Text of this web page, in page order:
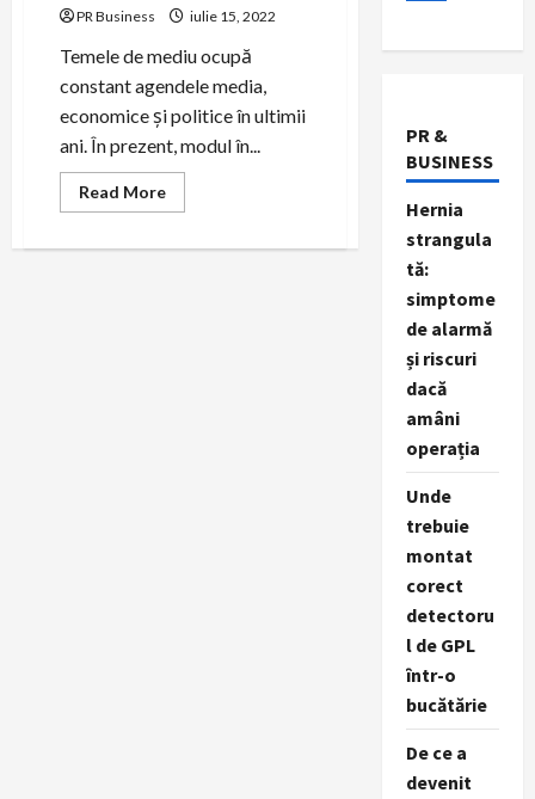
PR Business iulie 15, 2022
Temele de mediu ocupă
constant agendele media,
economice și politice în ultimii
ani. În prezent, modul în...
Read MoreRead
more
PR &
BUSINESS
Hernia
strangula
tă:
simptome
de alarmă
și riscuri
dacă
amâni
operația
Unde
trebuie
montat
corect
detectoru
l de GPL
într-o
bucătărie
De ce a
devenit